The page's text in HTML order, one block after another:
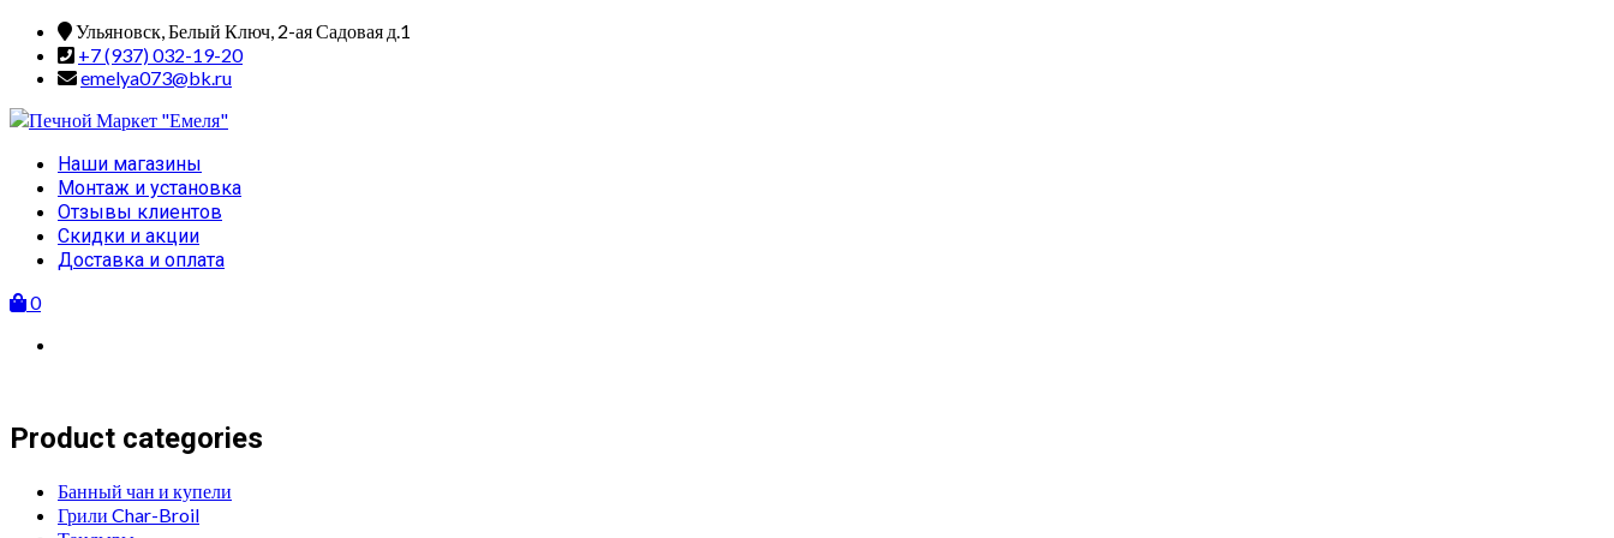
Skip
content
Ульяновск, Белый Ключ, 2-ая Садовая д.1
+7 (937) 032-19-20
emelya073@bk.ru
Primary
Menu
Наши магазины
Монтаж и установка
Отзывы клиентов
Скидки и акции
Доставка и оплата
0
Product categories
Банный чан и купели
Грили Char-Broil